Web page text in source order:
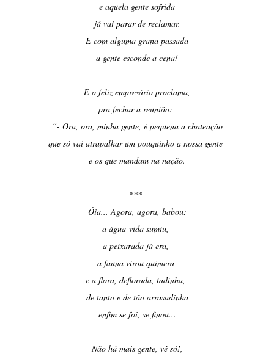
e aquela gente sofrida
já vai parar de reclamar.
E com alguma grana passada
a gente esconde a cena!
E o feliz empresário proclama,
pra fechar a reunião:
“- Ora, ora, minha gente, é pequena a chateação
que só vai atrapalhar um pouquinho a nossa gente
e os que mandam na nação.
***
Óia... Agora, agora, babou:
a água-vida sumiu,
a peixarada já era,
a fauna virou quimera
e a flora, deflorada, tadinha,
de tanto e de tão arrasadinha
enfim se foi, se finou...
Não há mais gente, vê só!,